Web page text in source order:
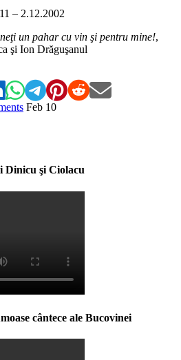
– 2.12.2002
un pahar cu vin şi pentru mine!,
şi Ion Drăguşanul
Feb 10
şi Ciolacu
cântece ale Bucovinei